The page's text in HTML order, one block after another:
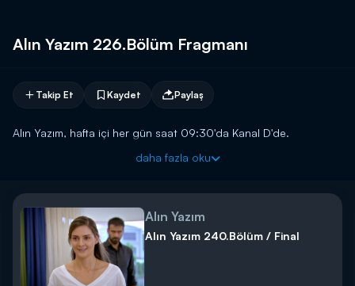
Alın Yazım 226.Bölüm Fragmanı
Takip Et Kaydet Paylaş
Alın Yazım, hafta içi her gün saat 09:30'da Kanal D'de.
daha fazla oku
Alın Yazım
Alın Yazım 240.Bölüm / Final